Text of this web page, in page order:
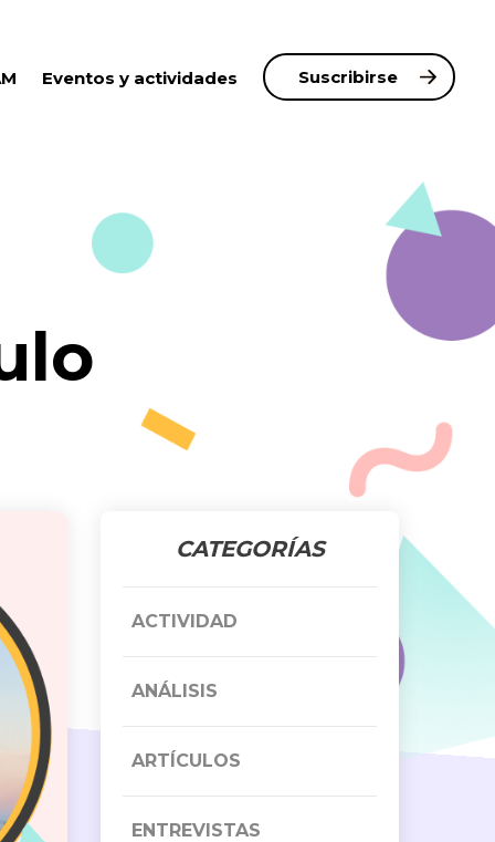
Eventos y actividades Suscribirse
CATEGORÍAS
ACTIVIDAD
ANÁLISIS
ARTÍCULOS
ENTREVISTAS